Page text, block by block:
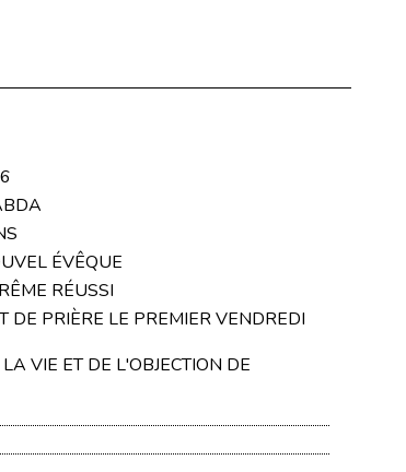
ÉVÊQUE
RÉUSSI
DE PRIÈRE LE PREMIER VENDREDI
VIE ET DE L'OBJECTION DE